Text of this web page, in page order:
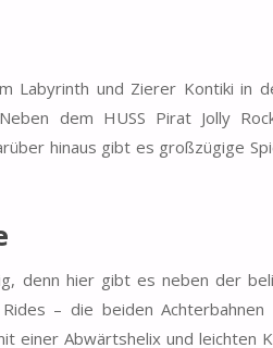
Labyrinth und Zierer Kontiki in
dem HUSS Pirat Jolly
hinaus gibt es großzügige
denn hier gibt es neben der
– die beiden Achterbahnen
einer Abwärtshelix und leichten